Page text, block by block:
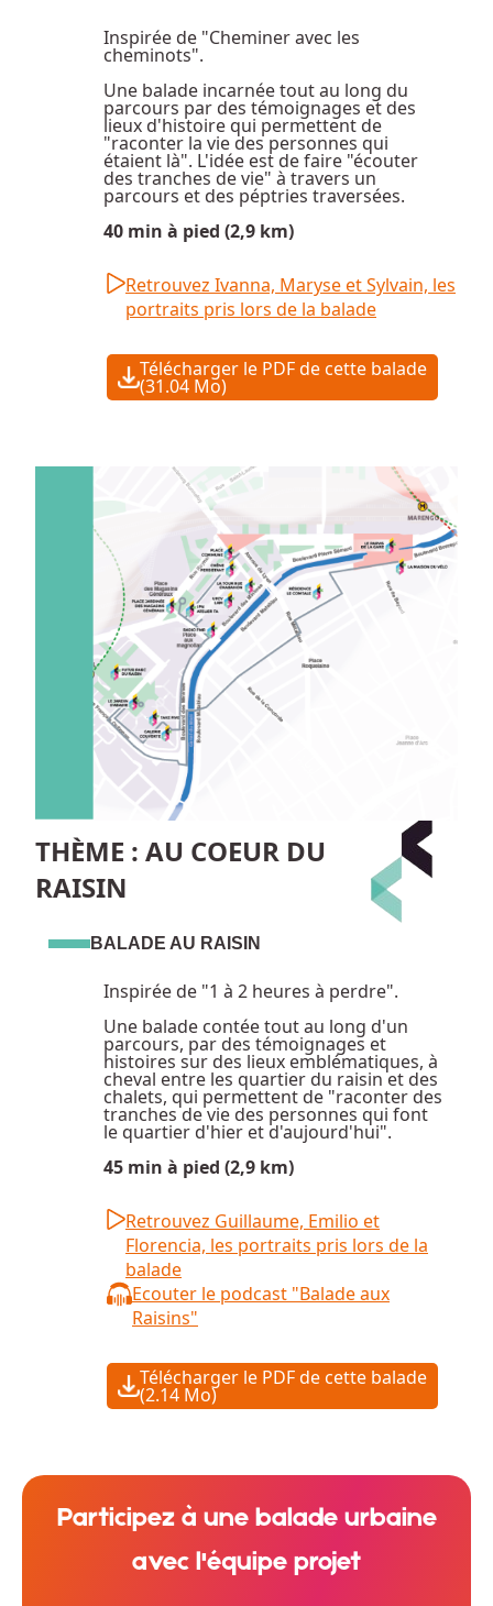
Inspirée de "Cheminer avec les
cheminots".
Une balade incarnée tout au long du
parcours par des témoignages et des
lieux d'histoire qui permettent de
"raconter la vie des personnes qui
étaient là". L'idée est de faire "écouter
des tranches de vie" à travers un
parcours et des péptries traversées.
40 min à pied (2,9 km)
Retrouvez Ivanna, Maryse et Sylvain, les
portraits pris lors de la balade
Télécharger le PDF de cette balade
(31.04 Mo)
THÈME : AU COEUR DU
RAISIN
BALADE AU RAISIN
Inspirée de "1 à 2 heures à perdre".
Une balade contée tout au long d'un
parcours, par des témoignages et
histoires sur des lieux emblématiques, à
cheval entre les quartier du raisin et des
chalets, qui permettent de "raconter des
tranches de vie des personnes qui font
le quartier d'hier et d'aujourd'hui".
45 min à pied (2,9 km)
Retrouvez Guillaume, Emilio et
Florencia, les portraits pris lors de la
balade
Ecouter le podcast "Balade aux
Raisins"
Télécharger le PDF de cette balade
(2.14 Mo)
Participez à une balade urbaine
avec l'équipe projet